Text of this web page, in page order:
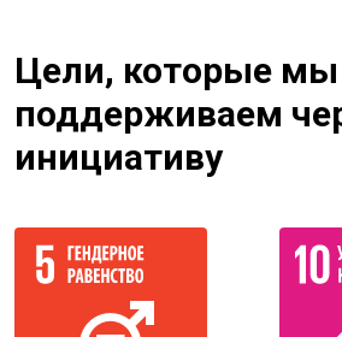
Цели, которые мы
поддерживаем
инициативу